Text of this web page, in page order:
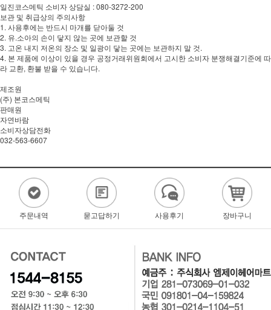
일진코스메틱 소비자 상담실 : 080-3272-200
보관 및 취급상의 주의사항
1. 사용후에는 반드시 마개를 닫아둘 것
2. 유.소아의 손이 닿지 않는 곳에 보관할 것
3. 고온 내지 저온의 장소 및 일광이 닿는 곳에는 보관하지 말 것.
4. 본 제품에 이상이 있을 경우 공정거래위원회에서 고시한 소비자 분쟁해결기준에 따
라 교환, 환불 받을 수 있습니다.
제조원
(주) 본코스메틱
판매원
자연바람
소비자상담전화
032-563-6607
주문내역 묻고답하기 사용후기 장바구니